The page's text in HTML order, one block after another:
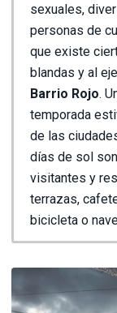
sexuales,
personas de
que existe
blandas y al
Barrio Rojo.
temporada
de las
días de sol
visitantes y
terrazas,
bicicleta o